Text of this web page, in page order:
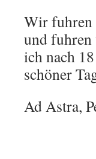
Wir fuhren
und fuhren
ich nach
schöner
Ad Astra,